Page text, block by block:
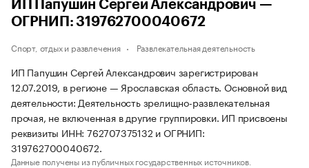
ИП Папушин Сергей Александрович —
ОГРНИП: 319762700040672
Спорт, отдых и развлечения Развлекательная деятельность
ИП Папушин Сергей Александрович зарегистрирован
12.07.2019, в регионе — Ярославская область. Основной вид
деятельности: Деятельность зрелищно-развлекательная
прочая, не включенная в другие группировки. ИП присвоены
реквизиты ИНН: 762707375132 и ОГРНИП:
319762700040672.
Данные получены из публичных государственных источников.